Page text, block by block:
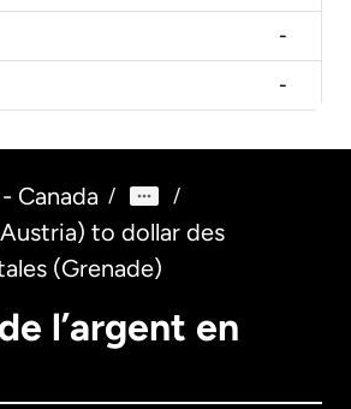
-
-
Canada / /
to dollar des
(Grenade)
l’argent en